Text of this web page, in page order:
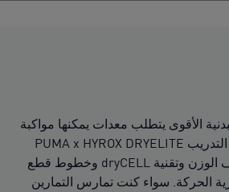
الأقوى يتطلب معدات يمكنها مواكبة
ذلك. يوفر تيشرت التدريب PUMA x HYROX DRYELITE
قماشًا شبكيًا خفيف الوزن وتقنية dryCELL وخطوط قطع
الحركة. سواء كنت تمارس التمارين